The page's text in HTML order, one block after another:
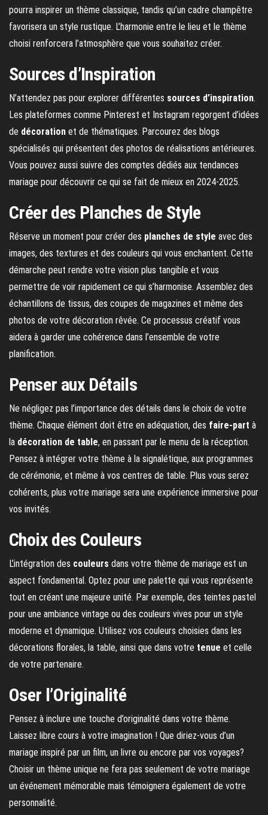
pourra inspirer un thème classique, tandis qu’un cadre champêtre
favorisera un style rustique. L’harmonie entre le lieu et le thème
choisi renforcera l’atmosphère que vous souhaitez créer.
Sources d’Inspiration
N’attendez pas pour explorer différentes sources d’inspiration.
Les plateformes comme Pinterest et Instagram regorgent d’idées
de décoration et de thématiques. Parcourez des blogs
spécialisés qui présentent des photos de réalisations antérieures.
Vous pouvez aussi suivre des comptes dédiés aux tendances
mariage pour découvrir ce qui se fait de mieux en 2024-2025.
Créer des Planches de Style
Réserve un moment pour créer des planches de style avec des
images, des textures et des couleurs qui vous enchantent. Cette
démarche peut rendre votre vision plus tangible et vous
permettre de voir rapidement ce qui s’harmonise. Assemblez des
échantillons de tissus, des coupes de magazines et même des
photos de votre décoration rêvée. Ce processus créatif vous
aidera à garder une cohérence dans l’ensemble de votre
planification.
Penser aux Détails
Ne négligez pas l’importance des détails dans le choix de votre
thème. Chaque élément doit être en adéquation, des faire-part à
la décoration de table, en passant par le menu de la réception.
Pensez à intégrer votre thème à la signalétique, aux programmes
de cérémonie, et même à vos centres de table. Plus vous serez
cohérents, plus votre mariage sera une expérience immersive pour
vos invités.
Choix des Couleurs
L’intégration des couleurs dans votre thème de mariage est un
aspect fondamental. Optez pour une palette qui vous représente
tout en créant une majeure unité. Par exemple, des teintes pastel
pour une ambiance vintage ou des couleurs vives pour un style
moderne et dynamique. Utilisez vos couleurs choisies dans les
décorations florales, la table, ainsi que dans votre tenue et celle
de votre partenaire.
Oser l’Originalité
Pensez à inclure une touche d’originalité dans votre thème.
Laissez libre cours à votre imagination ! Que diriez-vous d’un
mariage inspiré par un film, un livre ou encore par vos voyages?
Choisir un thème unique ne fera pas seulement de votre mariage
un événement mémorable mais témoignera également de votre
personnalité.